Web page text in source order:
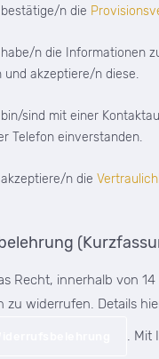
n die
n die Informationen
und akzeptiere/n diese.
sind mit einer
Telefon einverstanden.
n die
Recht, innerhalb von
zu widerrufen. Details
. Mit